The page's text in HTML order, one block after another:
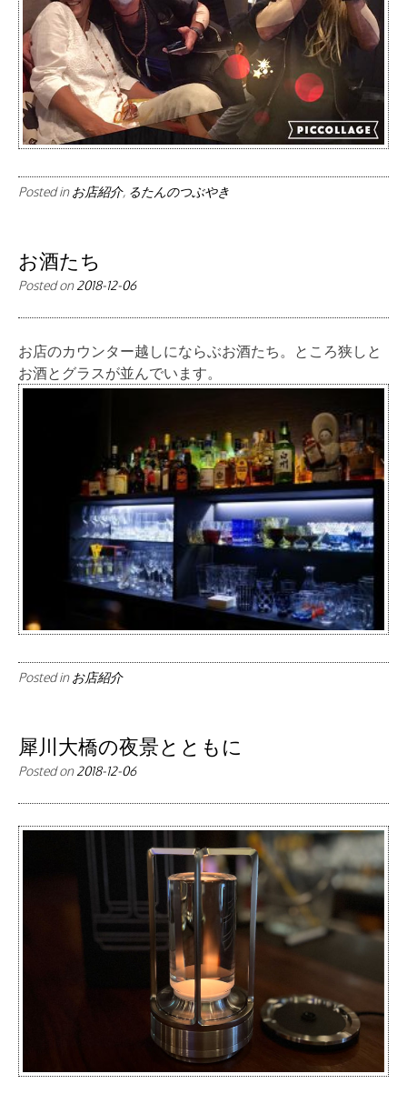
Posted inお店紹介, るたんのつぶやき
お酒たち
Posted on2018-12-06
お店のカウンター越しにならぶお酒たち。ところ狭しと
お酒とグラスが並んでいます。
Posted in お店紹介
犀川大橋の夜景とともに
Posted on2018-12-06